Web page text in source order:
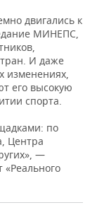
двигались к
МИНЕПС,
И даже
изменениях,
его высокую
спорта.
по
Центра
—
«Реального